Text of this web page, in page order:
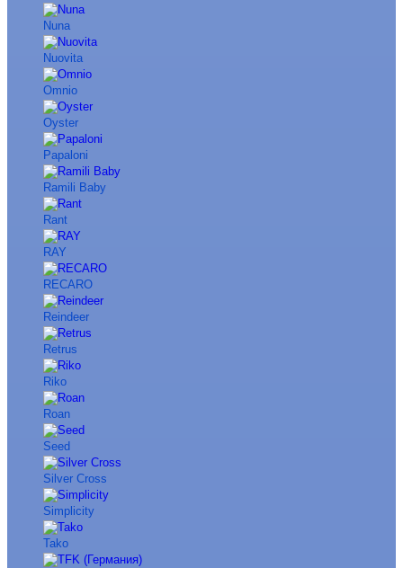
Nuna
Nuovita
Omnio
Oyster
Papaloni
Ramili Baby
Rant
RAY
RECARO
Reindeer
Retrus
Riko
Roan
Seed
Silver Cross
Simplicity
Tako